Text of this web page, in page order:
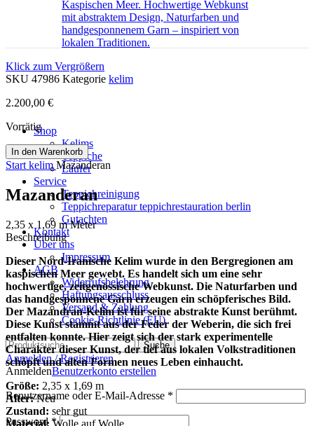
Shop
Kelims
Teppiche
Läufer
Service
Teppichreinigung
Teppichreparatur teppichrestauration berlin
Gutachten
Kontakt
Über uns
Impressum
AGB
Widerrufsbelehrung
Haftungsausschluss
Versand & Zahlung
Cookie-Richtlinie (EU)
Suche
Anmelden / Registrieren
AnmeldenBenutzerkonto erstellen
Benutzername oder E-Mail-Adresse *
Password *
Klick zum Vergrößern
SKU 47986 Kategorie kelim
2.200,00 €
Vorrätig
In den Warenkorb
Start kelimMazanderan
Mazanderan
2,35 x 1,69 m Meter
Beschreibung
Dieser Nord-Iranische Kelim wurde in den Bergregionen am
kaspischen Meer gewebt. Es handelt sich um eine sehr
hochwertige, zeitgenössische Webkunst. Die Naturfarben und
das handgesponnene Garn erzeugen ein schöpferisches Bild.
Der Mazandran-Kelim ist für seine abstrakte Kunst berühmt.
Diese Kunst stammt aus der Feder der Weberin, die sich frei
entfalten konnte. Hier zeigt sich der stark experimentelle
Charakter dieser Kunst, der tief aus lokalen Volkstraditionen
schöpft und alten Formen neues Leben einhaucht.
Größe: 2,35 x 1,69 m
Alter:Neu
Zustand: sehr gut
Material: Wolle auf Wolle